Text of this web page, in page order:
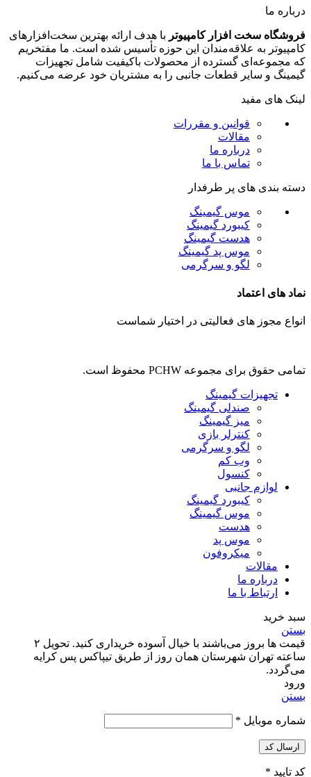
درباره ما
فروشگاه سخت افزار کامپیوتر با هدف ارائه بهترین سخت‌افزارهای
کامپیوتر به علاقه‌مندان این حوزه تأسیس شده است. ما مفتخریم
که مجموعه‌ای گسترده از محصولات باکیفیت شامل تجهیزات
گیمینگ و سایر قطعات جانبی را به مشتریان خود عرضه می‌کنیم.
لینک های مفید
قوانین و مقررات
مقالات
درباره ما
تماس با ما
دسته بندی های پر طرفدار
موس گیمینگ
کیبورد گیمینگ
هدست گیمینگ
موس پد گیمینگ
لگو و سرگرمی
نماد های اعتماد
انواع مجوز های فعالیتی در اختیار شماست
تمامی حقوق برای مجموعه PCHW محفوظ است.
تجهیزات گیمینگ
صندلی گیمینگ
میز گیمینگ
کنترلر بازی
لگو و سرگرمی
وب کم
کنسول
لوازم جانبی
کیبورد گیمینگ
موس گیمینگ
هدست
موس پد
میکروفون
مقالات
درباره ما
ارتباط با ما
سبد خرید
بستن
قیمت‌ ها بروز می‌باشند با خیال آسوده خریداری کنید. تحویل ۲
ساعته تهران شهرستان همان روز از طریق تیپاکس پس کرایه‌
می‌گردد.
ورود
بستن
شماره موبایل *
ارسال کد
کد تایید *